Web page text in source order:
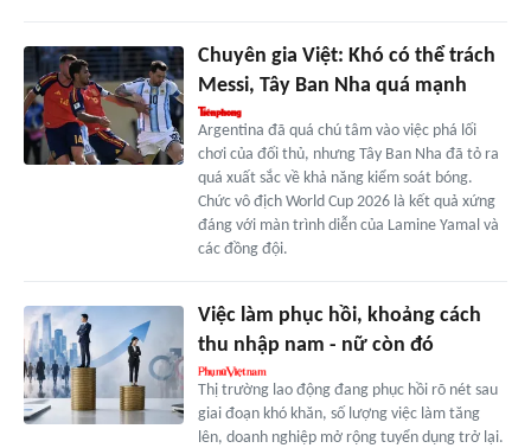
Chuyên gia Việt: Khó có thể trách
Messi, Tây Ban Nha quá mạnh
Argentina đã quá chú tâm vào việc phá lối
chơi của đối thủ, nhưng Tây Ban Nha đã tỏ ra
quá xuất sắc về khả năng kiểm soát bóng.
Chức vô địch World Cup 2026 là kết quả xứng
đáng với màn trình diễn của Lamine Yamal và
các đồng đội.
Việc làm phục hồi, khoảng cách
thu nhập nam - nữ còn đó
Thị trường lao động đang phục hồi rõ nét sau
giai đoạn khó khăn, số lượng việc làm tăng
lên, doanh nghiệp mở rộng tuyển dụng trở lại.